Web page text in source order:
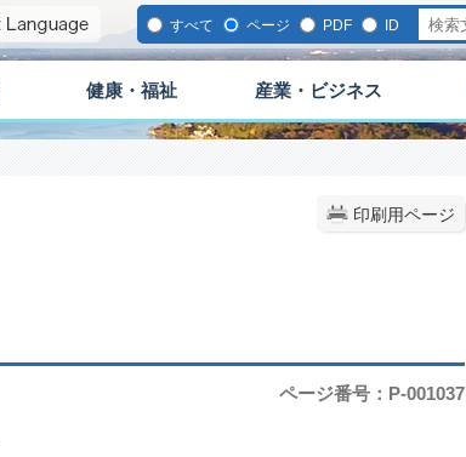
すべて ページ PDF ID
健康・福祉 産業・ビジネス
印刷用ページ
ページ番号：P-001037